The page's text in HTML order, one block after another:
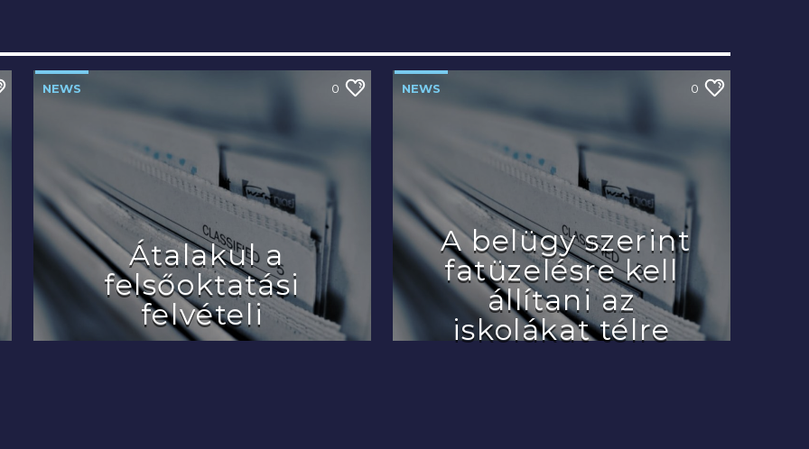
NEWS 0
Átalakul a
felsőoktatási
felvételi
NEWS 0
A belügy szerint
fatüzelésre kell
állítani az
iskolákat télre